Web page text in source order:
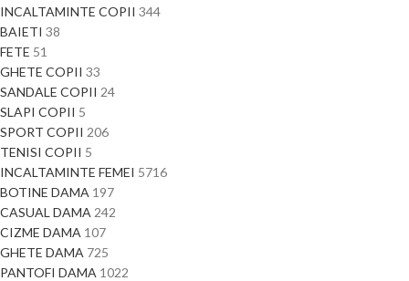
INCALTAMINTE COPII 344
BAIETI 38
FETE 51
GHETE COPII 33
SANDALE COPII 24
SLAPI COPII 5
SPORT COPII 206
TENISI COPII 5
INCALTAMINTE FEMEI 5716
BOTINE DAMA 197
CASUAL DAMA 242
CIZME DAMA 107
GHETE DAMA 725
PANTOFI DAMA 1022